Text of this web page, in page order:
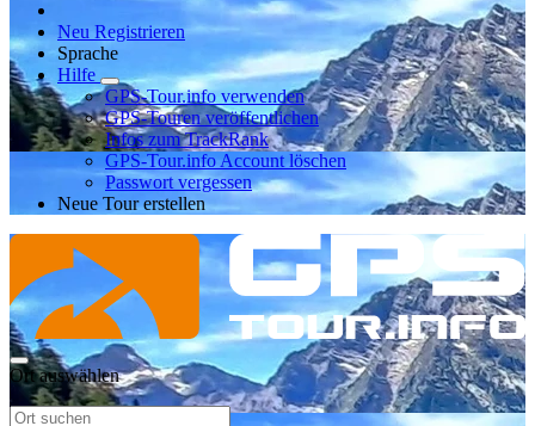
Neu Registrieren
Sprache
Hilfe
GPS-Tour.info verwenden
GPS-Touren veröffentlichen
Infos zum TrackRank
GPS-Tour.info Account löschen
Passwort vergessen
Neue Tour erstellen
Ort auswählen